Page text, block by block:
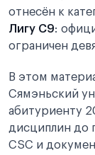
отнесён к
Лигу C9:
ограничен
В этом
Сямэньский
абитуриенту
дисциплин до
CSC и